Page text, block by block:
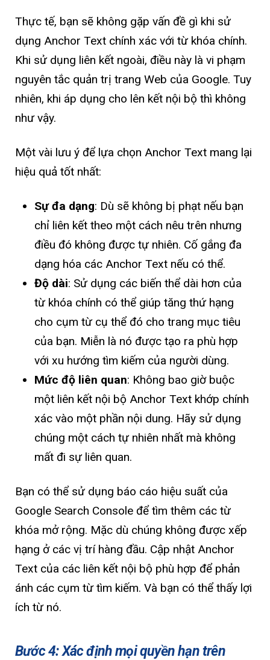
Thực tế, bạn sẽ không gặp vấn đề gì khi sử
dụng Anchor Text chính xác với từ khóa chính.
Khi sử dụng liên kết ngoài, điều này là vi phạm
nguyên tắc quản trị trang Web của Google. Tuy
nhiên, khi áp dụng cho lên kết nội bộ thì không
như vậy.
Một vài lưu ý để lựa chọn Anchor Text mang lại
hiệu quả tốt nhất:
Sự đa dạng: Dù sẽ không bị phạt nếu bạn
chỉ liên kết theo một cách nêu trên nhưng
điều đó không được tự nhiên. Cố gắng đa
dạng hóa các Anchor Text nếu có thể.
Độ dài: Sử dụng các biến thể dài hơn của
từ khóa chính có thể giúp tăng thứ hạng
cho cụm từ cụ thể đó cho trang mục tiêu
của bạn. Miễn là nó được tạo ra phù hợp
với xu hướng tìm kiếm của người dùng.
Mức độ liên quan: Không bao giờ buộc
một liên kết nội bộ Anchor Text khớp chính
xác vào một phần nội dung. Hãy sử dụng
chúng một cách tự nhiên nhất mà không
mất đi sự liên quan.
Bạn có thể sử dụng báo cáo hiệu suất của
Google Search Console để tìm thêm các từ
khóa mở rộng. Mặc dù chúng không được xếp
hạng ở các vị trí hàng đầu. Cập nhật Anchor
Text của các liên kết nội bộ phù hợp để phản
ánh các cụm từ tìm kiếm. Và bạn có thể thấy lợi
ích từ nó.
Bước 4: Xác định mọi quyền hạn trên